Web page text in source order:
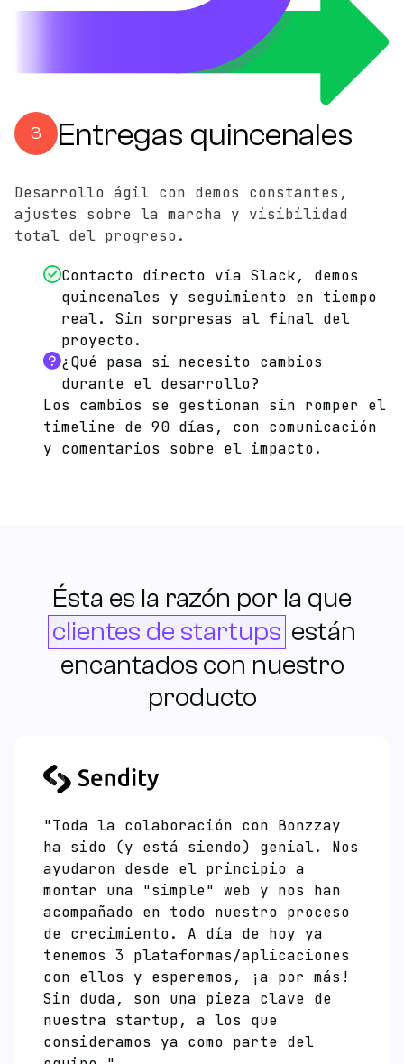
3 Entregas quincenales
Desarrollo ágil con demos constantes,
ajustes sobre la marcha y visibilidad
total del progreso.
Contacto directo vía Slack, demos
quincenales y seguimiento en tiempo
real. Sin sorpresas al final del
proyecto.
¿Qué pasa si necesito cambios
durante el desarrollo?
Los cambios se gestionan sin romper el
timeline de 90 días, con comunicación
y comentarios sobre el impacto.
Ésta es la razón por la que
clientes de startups están
encantados con nuestro
producto
"Toda la colaboración con Bonzzay
ha sido (y está siendo) genial. Nos
ayudaron desde el principio a
montar una "simple" web y nos han
acompañado en todo nuestro proceso
de crecimiento. A día de hoy ya
tenemos 3 plataformas/aplicaciones
con ellos y esperemos, ¡a por más!
Sin duda, son una pieza clave de
nuestra startup, a los que
consideramos ya como parte del